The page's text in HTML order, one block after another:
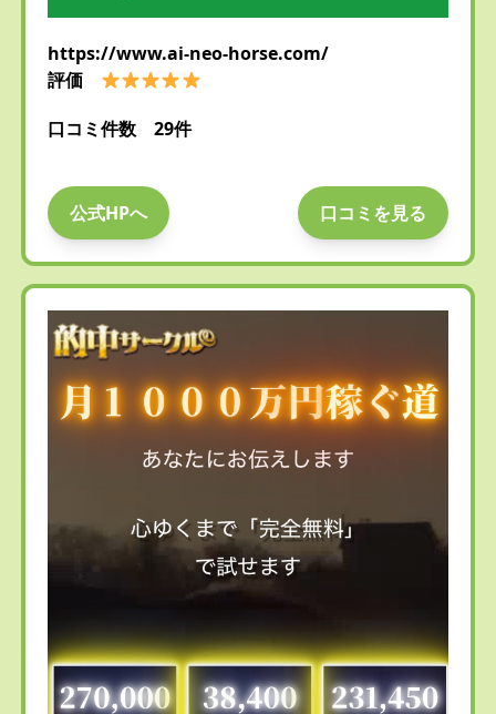
https://www.ai-neo-horse.com/
評価
口コミ件数 29件
公式HPへ 口コミを見る